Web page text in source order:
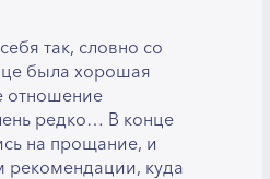
так, словно со
была хорошая
отношение
редко… В конце
на прощание, и
куда